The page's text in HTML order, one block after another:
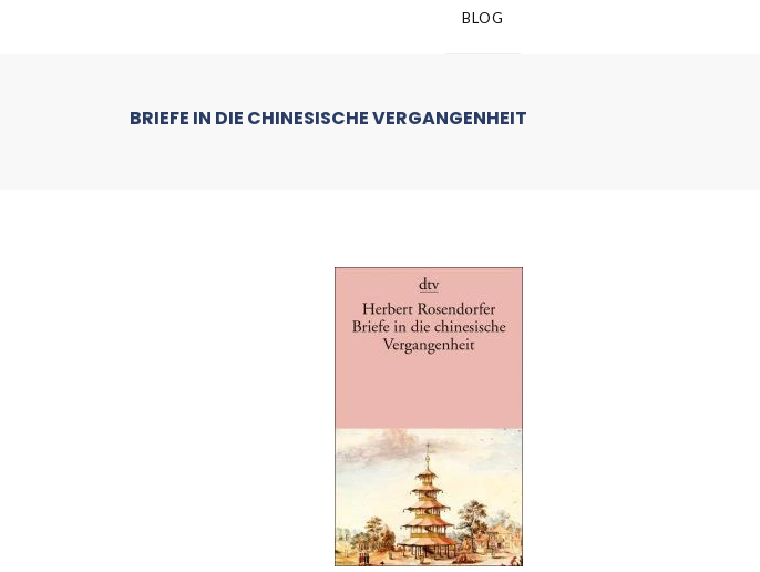
BLOG
BRIEFE IN DIE CHINESISCHE VERGANGENHEIT